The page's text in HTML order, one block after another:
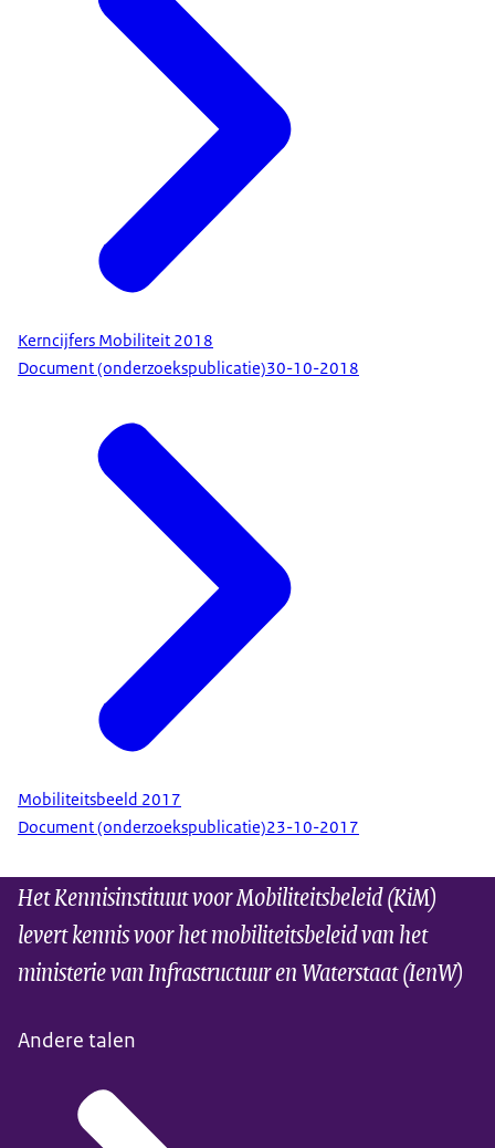
Kerncijfers Mobiliteit 2018
Document (onderzoekspublicatie)30-10-2018
Mobiliteitsbeeld 2017
Document (onderzoekspublicatie)23-10-2017
Het Kennisinstituut voor Mobiliteitsbeleid (KiM)
levert kennis voor het mobiliteitsbeleid van het
ministerie van Infrastructuur en Waterstaat (IenW)
Andere talen